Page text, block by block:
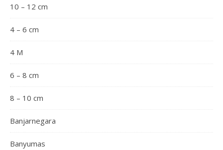
10 – 12 cm
4 – 6 cm
4 M
6 – 8 cm
8 – 10 cm
Banjarnegara
Banyumas